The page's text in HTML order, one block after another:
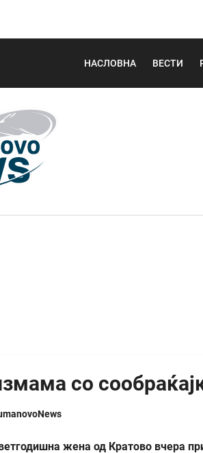
НАСЛОВНА ВЕСТИ
со
жена од Кратово вчера